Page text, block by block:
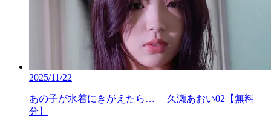
2025/11/22
あの子が水着にきがえたら… 久瀬あおい02【無料
分】